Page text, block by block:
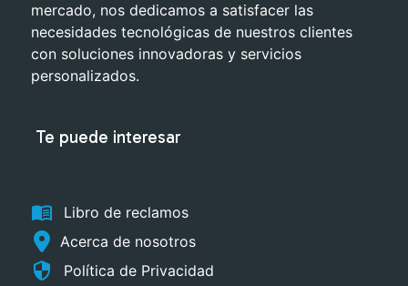
mercado, nos dedicamos a satisfacer las
necesidades tecnológicas de nuestros clientes
con soluciones innovadoras y servicios
personalizados.
Te puede interesar
menu_book
Libro de reclamos
Acerca de nosotros
security Política de Privacidad